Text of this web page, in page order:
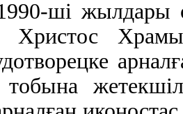
ші жылдары
Христос
тобына